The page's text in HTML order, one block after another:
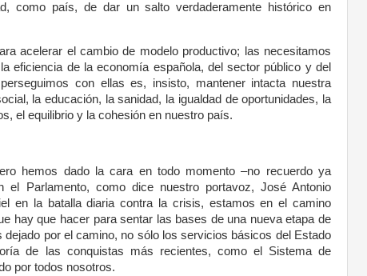
como país, de dar un salto verdaderamente histórico en
acelerar el cambio de modelo productivo; las necesitamos
eficiencia de la economía española, del sector público y del
con ellas es, insisto, mantener intacta nuestra
la educación, la sanidad, la igualdad de oportunidades, la
el equilibrio y la cohesión en nuestro país.
hemos dado la cara en todo momento –no recuerdo ya
el Parlamento, como dice nuestro portavoz, José Antonio
en la batalla diaria contra la crisis, estamos en el camino
hay que hacer para sentar las bases de una nueva etapa de
por el camino, no sólo los servicios básicos del Estado
de las conquistas más recientes, como el Sistema de
por todos nosotros.